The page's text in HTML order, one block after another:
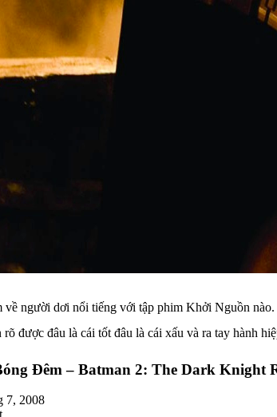
về người dơi nổi tiếng với tập phim Khởi Nguồn
được đâu là cái tốt đâu là cái xấu và ra tay hành
Đêm – Batman 2: The Dark Knight
7, 2008